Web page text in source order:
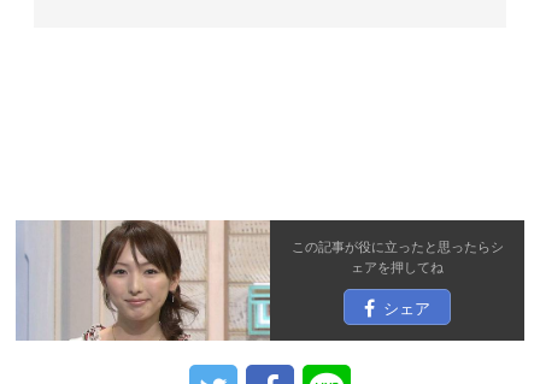
この記事が役に立ったと思ったらシ
ェアを押してね
シェア